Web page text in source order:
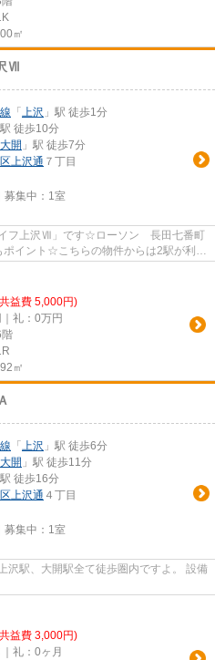
㎡
Ⅶ
「 上沢 」駅 徒歩1分
駅 徒歩10分
大開 」駅 徒歩7分
上沢通 ７丁目
集中： 1室
フ上沢Ⅶ」です☆ローソン 長田七番町
イント☆こちらの物件からは2駅が利用
益費 5,000円)
礼：0万円
階
㎡
「 上沢 」駅 徒歩6分
大開 」駅 徒歩11分
駅 徒歩16分
上沢通 ４丁目
集中： 1室
沢駅、大開駅全て徒歩圏内ですよ。 設備
益費 3,000円)
礼：0ヶ月